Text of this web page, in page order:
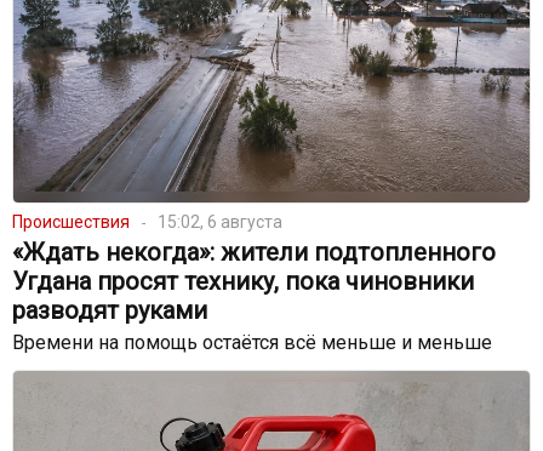
Происшествия 15:02, 6 августа
«Ждать некогда»: жители подтопленного
Угдана просят технику, пока чиновники
разводят руками
Времени на помощь остаётся всё меньше и меньше